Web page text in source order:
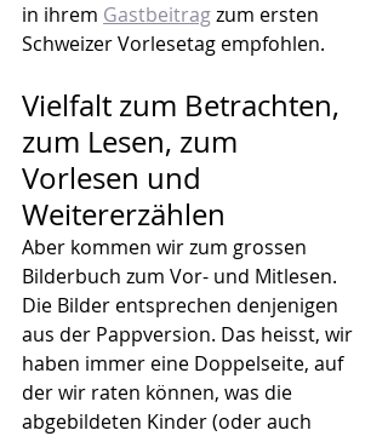
in ihrem Gastbeitrag zum ersten
Schweizer Vorlesetag empfohlen.
Vielfalt zum Betrachten,
zum Lesen, zum
Vorlesen und
Weitererzählen
Aber kommen wir zum grossen
Bilderbuch zum Vor- und Mitlesen.
Die Bilder entsprechen denjenigen
aus der Pappversion. Das heisst, wir
haben immer eine Doppelseite, auf
der wir raten können, was die
abgebildeten Kinder (oder auch